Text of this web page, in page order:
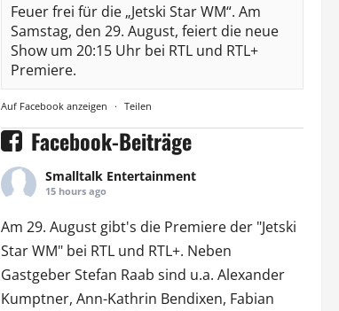
Feuer frei für die „Jetski Star WM“. Am
Samstag, den 29. August, feiert die neue
Show um 20:15 Uhr bei RTL und RTL+
Premiere.
Auf Facebook anzeigen · Teilen
Facebook-Beiträge
Smalltalk Entertainment
15 hours ago
Am 29. August gibt's die Premiere der "Jetski
Star WM" bei RTLund RTL+. Neben
Gastgeber Stefan Raab sind u.a. Alexander
Kumptner, Ann-Kathrin Bendixen, Fabian